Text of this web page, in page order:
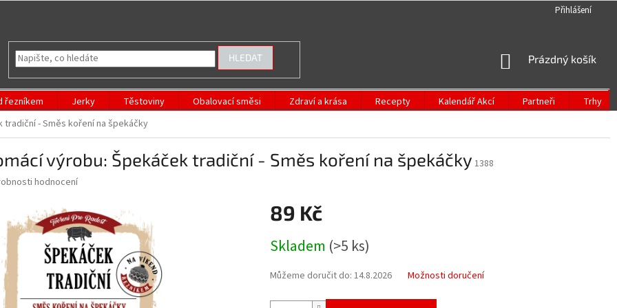
Přihlášení
HLEDAT
NÁKUPNÍ
Prázdný košík
řezníkem Jerky Těstoviny Obalovací směsi Zdraví a krása Recepty Kalendář Akcí Partneři
Trhy
tradiční - Směs koření na špekáčky
výrobu: Špekáček tradiční - Směs koření na špekáčky 1388
hodnocení
89 Kč
cena:
Skladem (>5 ks)
Můžeme doručit do: 14.8.2026 Možnosti doručení